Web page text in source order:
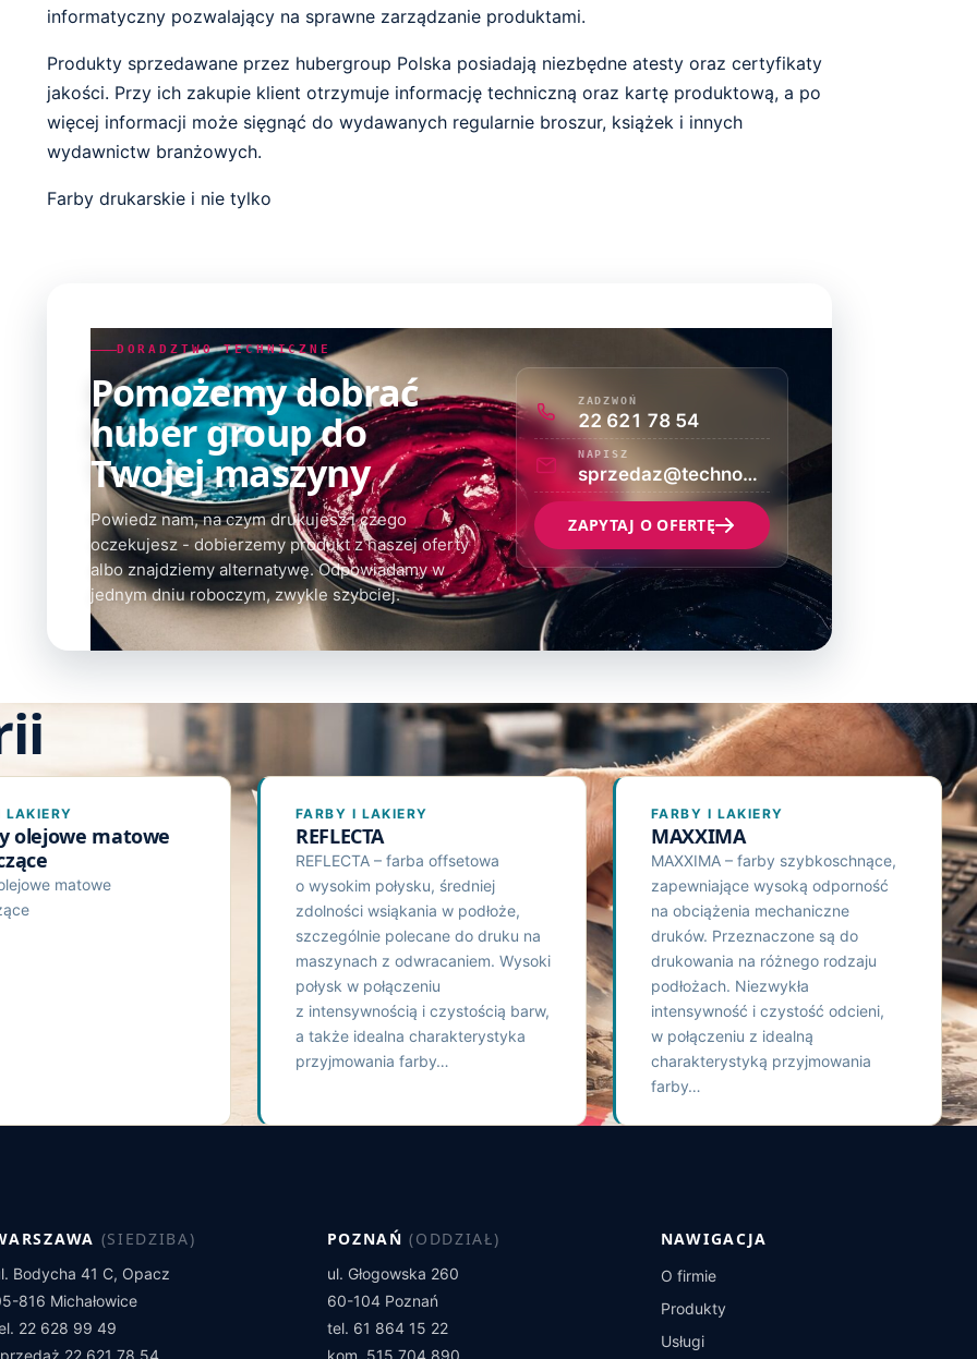
informatyczny pozwalający na sprawne zarządzanie produktami.
Produkty sprzedawane przez hubergroup Polska posiadają niezbędne atesty oraz certyfikaty
jakości. Przy ich zakupie klient otrzymuje informację techniczną oraz kartę produktową, a po
więcej informacji może sięgnąć do wydawanych regularnie broszur, książek i innych
wydawnictw branżowych.
Farby drukarskie i nie tylko
DORADZTWO TECHNICZNE
Pomożemy dobrać
huber group do
Twojej maszyny
Powiedz nam, na czym drukujesz i czego
oczekujesz - dobierzemy produkt z naszej oferty
albo znajdziemy alternatywę. Odpowiadamy w
jednym dniu roboczym, zwykle szybciej.
ZADZWOŃ
22 621 78 54
NAPISZ
sprzedaz@technograf.pl
ZAPYTAJ O OFERTĘ
LAKIERY
olejowe matowe
matowe
FARBY I LAKIERY
REFLECTA
REFLECTA – farba offsetowa
o wysokim połysku, średniej
zdolności wsiąkania w podłoże,
szczególnie polecane do druku na
maszynach z odwracaniem. Wysoki
połysk w połączeniu
z intensywnością i czystością barw,
a także idealna charakterystyka
przyjmowania farby…
FARBY I LAKIERY
MAXXIMA
MAXXIMA – farby szybkoschnące,
zapewniające wysoką odporność
na obciążenia mechaniczne
druków. Przeznaczone są do
drukowania na różnego rodzaju
podłożach. Niezwykła
intensywność i czystość odcieni,
w połączeniu z idealną
charakterystyką przyjmowania
farby…
(SIEDZIBA)
Bodycha 41 C, Opacz
816 Michałowice
22 628 99 49
POZNAŃ(ODDZIAŁ)
ul. Głogowska 260
60-104 Poznań
tel. 61 864 15 22
NAWIGACJA
O firmie
Produkty
Usługi